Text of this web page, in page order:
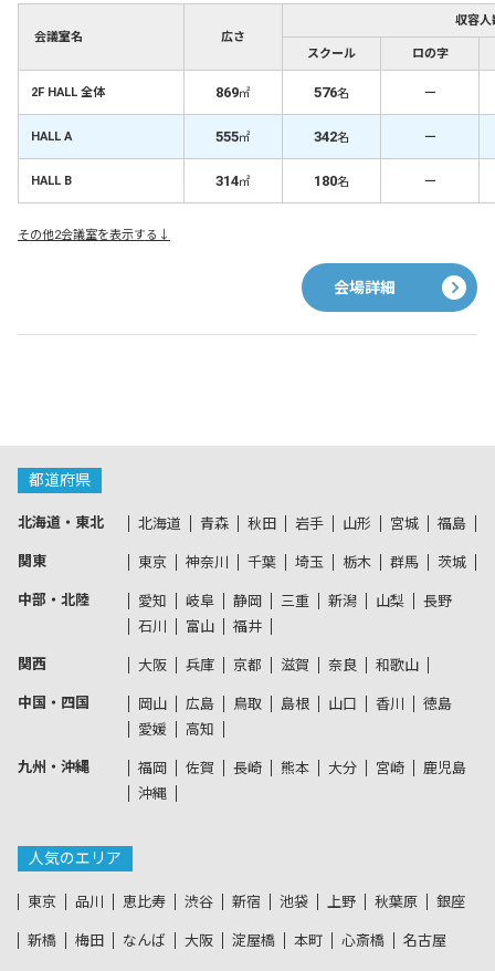
会議室名 広さ
収容人
スクール ロの字
2F HALL 全体 869㎡ 576名 －
HALL A 555㎡ 342名 －
HALL B 314㎡ 180名 －
その他2会議室を表示する↓
会場詳細
都道府県
北海道・東北 北海道 青森 秋田 岩手 山形 宮城 福島
関東 東京 神奈川 千葉 埼玉 栃木 群馬 茨城
中部・北陸 愛知 岐阜 静岡 三重 新潟 山梨
長野
石川
富山 福井
関西 大阪 兵庫 京都 滋賀 奈良 和歌山
中国・四国 岡山 広島 鳥取 島根 山口 香川
徳島
愛媛
高知
九州・沖縄 福岡 佐賀 長崎 熊本 大分 宮崎
鹿児島
沖縄
人気のエリア
東京 品川 恵比寿 渋谷 新宿 池袋 上野 秋葉原 銀座
新橋 梅田 なんば 大阪 淀屋橋 本町 心斎橋 名古屋